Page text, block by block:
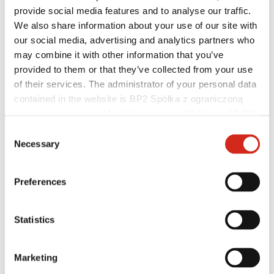
provide social media features and to analyse our traffic.
We also share information about your use of our site with
our social media, advertising and analytics partners who
may combine it with other information that you’ve
provided to them or that they’ve collected from your use
of their services. The administrator of your personal data
contained in the website is BP2 Spółka z ograniczoną
121387608.
Selection
Necessary
Preferences
Statistics
Marketing
Program Lojalnościowy BPoints
Strefa klienta – eProfil
Pliki do pobrania
Oferta marketingowa
Program BP2 50:50
Optymalizuj dach z ROOF’R